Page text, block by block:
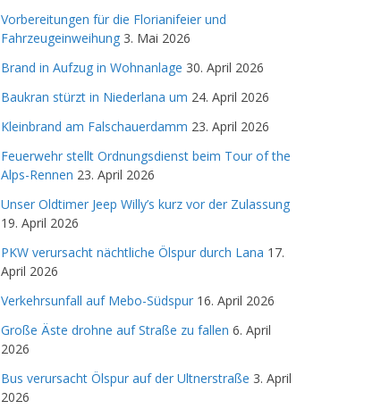
Vorbereitungen für die Florianifeier und
Fahrzeugeinweihung 3. Mai 2026
Brand in Aufzug in Wohnanlage 30. April 2026
Baukran stürzt in Niederlana um 24. April 2026
Kleinbrand am Falschauerdamm 23. April 2026
Feuerwehr stellt Ordnungsdienst beim Tour of the
Alps-Rennen 23. April 2026
Unser Oldtimer Jeep Willy’s kurz vor der Zulassung
19. April 2026
PKW verursacht nächtliche Ölspur durch Lana 17.
April 2026
Verkehrsunfall auf Mebo-Südspur 16. April 2026
Große Äste drohne auf Straße zu fallen 6. April
2026
Bus verursacht Ölspur auf der Ultnerstraße 3. April
2026